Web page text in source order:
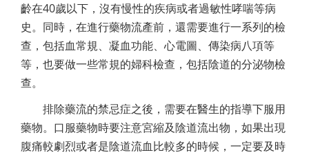
齡在40歲以下，沒有慢性的疾病或者過敏性哮喘等病
史。同時，在進行藥物流產前，還需要進行一系列的檢
查，包括血常規、凝血功能、心電圖、傳染病八項等
等，也要做一些常規的婦科檢查，包括陰道的分泌物檢
查。
排除藥流的禁忌症之後，需要在醫生的指導下服用
藥物。口服藥物時要注意宮縮及陰道流出物，如果出現
腹痛較劇烈或者是陰道流血比較多的時候，一定要及時